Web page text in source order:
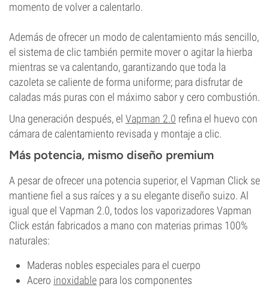
momento de volver a calentarlo.
Además de ofrecer un modo de calentamiento más sencillo,
el sistema de clic también permite mover o agitar la hierba
mientras se va calentando, garantizando que toda la
cazoleta se caliente de forma uniforme; para disfrutar de
caladas más puras con el máximo sabor y cero combustión.
Una generación después, el Vapman 2.0 refina el huevo con
cámara de calentamiento revisada y montaje a clic.
Más potencia, mismo diseño premium
A pesar de ofrecer una potencia superior, el Vapman Click se
mantiene fiel a sus raíces y a su elegante diseño suizo. Al
igual que el Vapman 2.0, todos los vaporizadores Vapman
Click están fabricados a mano con materias primas 100%
naturales:
Maderas nobles especiales para el cuerpo
Acero inoxidable para los componentes